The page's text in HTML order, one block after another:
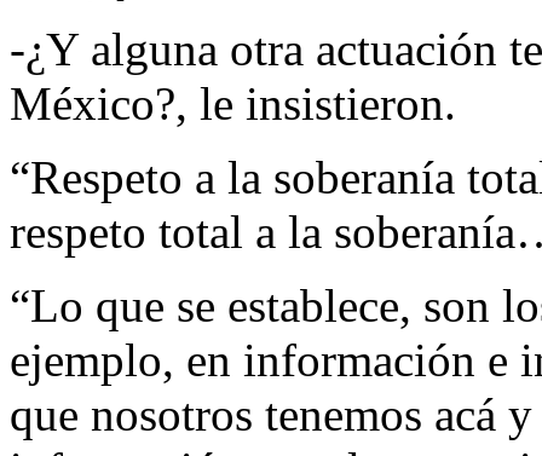
-¿Y alguna otra actuación
México?, le insistieron.
“Respeto a la soberanía
respeto total a la
“Lo que se establece, son
ejemplo, en información e
que nosotros tenemos acá